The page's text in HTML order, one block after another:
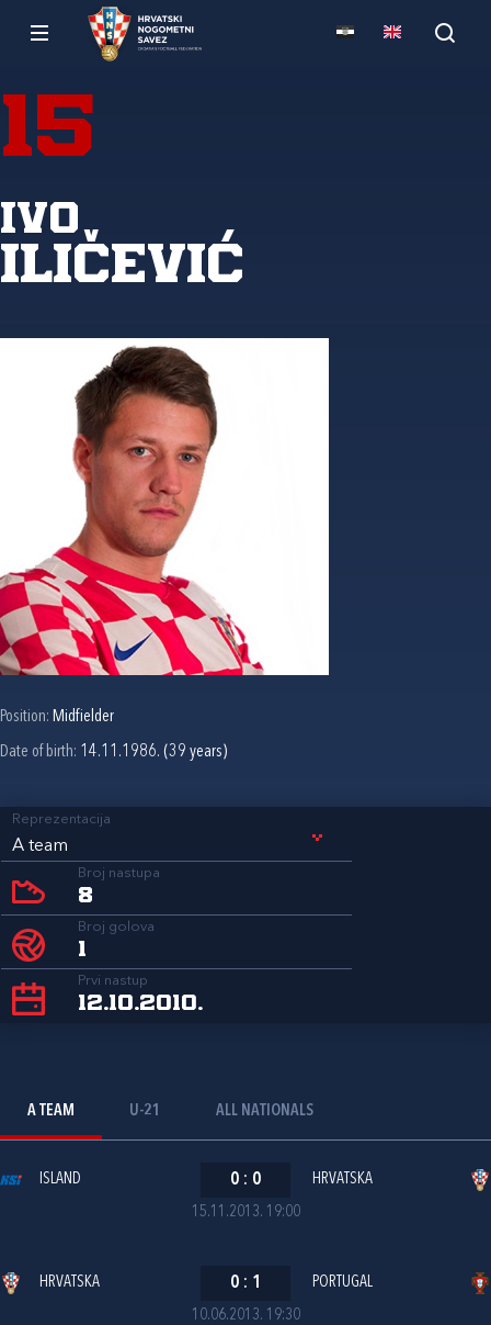
15
Ivo
Iličević
Position: Midfielder
Date of birth: 14.11.1986. (39 years)
Reprezentacija
A team
Broj nastupa
8
Broj golova
1
Prvi nastup
12.10.2010.
A TEAM U-21 ALL NATIONALS
15.11.2013. 19:00
ISLAND 0 : 0 HRVATSKA
10.06.2013. 19:30
HRVATSKA 0 : 1 PORTUGAL